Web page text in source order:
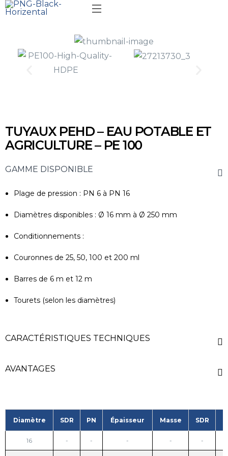
TUYAUX PEHD – EAU POTABLE ET
AGRICULTURE – PE 100
GAMME DISPONIBLE
Plage de pression : PN 6 à PN 16
Diamètres disponibles : Ø 16 mm à Ø 250 mm
Conditionnements :
Couronnes de 25, 50, 100 et 200 ml
Barres de 6 m et 12 m
Tourets (selon les diamètres)
CARACTÉRISTIQUES TECHNIQUES
AVANTAGES
Diamètre SDR PN Épaisseur Masse SDR
16 - - - - -